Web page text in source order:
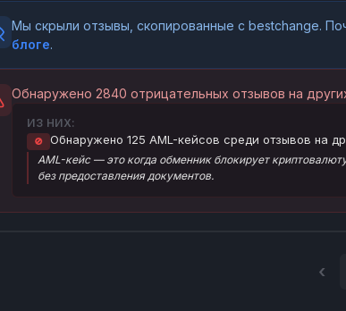
Мы скрыли отзывы, скопированные с bestchange.
блоге.
Обнаружено 2840 отрицательных отзывов на
ИЗ НИХ:
🚫 Обнаружено 125 AML-кейсов среди отзывов на
AML-кейс — это когда обменник блокирует
без предоставления документов.